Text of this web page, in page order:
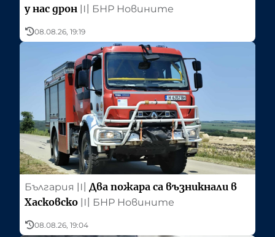
у нас дрон 〣 БНР Новините
08.08.26, 19:19
България 〣
Два пожара са възникнали в
Хасковско 〣 БНР Новините
08.08.26, 19:04